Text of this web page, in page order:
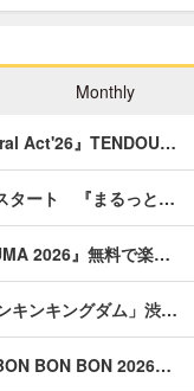
Monthly
Act'26』TENDOU…
タート 『まるっと…
2026』無料で楽…
キンキングダム」渋…
BON BON 2026…